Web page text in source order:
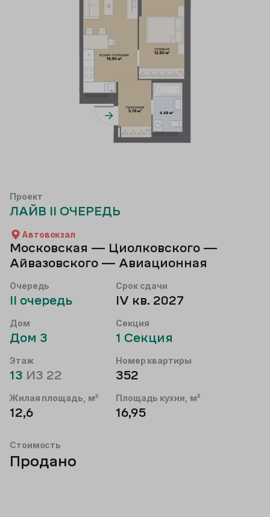
Проект
ЛАЙВ II ОЧЕРЕДЬ
Автовокзал
Московская — Циолковского —
Айвазовского — Авиационная
Очередь
II очередь
Срок сдачи
IV кв. 2027
Дом
Дом 3
Секция
1 Секция
Этаж
13 ИЗ 22
Номер квартиры
352
Жилая площадь, м²
12,6
Площадь кухни, м²
16,95
Стоимость
Продано